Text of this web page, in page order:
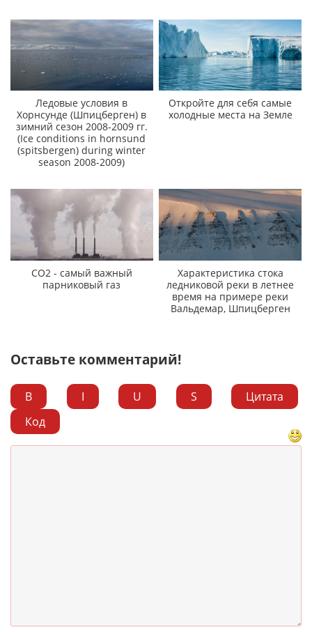
Ледовые условия в
Хорнсунде (Шпицберген) в
зимний сезон 2008-2009 гг.
(Ice conditions in hornsund
(spitsbergen) during winter
season 2008-2009)
Откройте для себя самые
холодные места на Земле
CO2 - самый важный
парниковый газ
Характеристика стока
ледниковой реки в летнее
время на примере реки
Вальдемар, Шпицберген
Оставьте комментарий!
B I U S
Цитата
Код